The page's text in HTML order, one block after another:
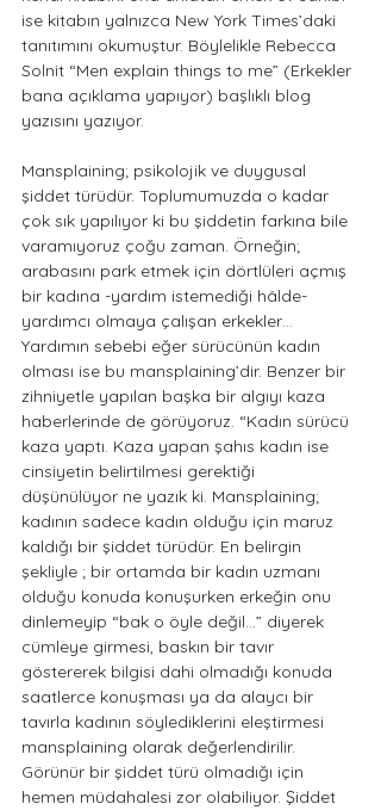
ise kitabın yalnızca New York Times’daki
tanıtımını okumuştur. Böylelikle Rebecca
Solnit “Men explain things to me” (Erkekler
bana açıklama yapıyor) başlıklı blog
yazısını yazıyor.
Mansplaining; psikolojik ve duygusal
şiddet türüdür. Toplumumuzda o kadar
çok sık yapılıyor ki bu şiddetin farkına bile
varamıyoruz çoğu zaman. Örneğin;
arabasını park etmek için dörtlüleri açmış
bir kadına -yardım istemediği hâlde-
yardımcı olmaya çalışan erkekler…
Yardımın sebebi eğer sürücünün kadın
olması ise bu mansplaining’dir. Benzer bir
zihniyetle yapılan başka bir algıyı kaza
haberlerinde de görüyoruz. “Kadın sürücü
kaza yaptı. Kaza yapan şahıs kadın ise
cinsiyetin belirtilmesi gerektiği
düşünülüyor ne yazık ki. Mansplaining;
kadının sadece kadın olduğu için maruz
kaldığı bir şiddet türüdür. En belirgin
şekliyle ; bir ortamda bir kadın uzmanı
olduğu konuda konuşurken erkeğin onu
dinlemeyip “bak o öyle değil…” diyerek
cümleye girmesi, baskın bir tavır
göstererek bilgisi dahi olmadığı konuda
saatlerce konuşması ya da alaycı bir
tavırla kadının söylediklerini eleştirmesi
mansplaining olarak değerlendirilir.
Görünür bir şiddet türü olmadığı için
hemen müdahalesi zor olabiliyor. Şiddet